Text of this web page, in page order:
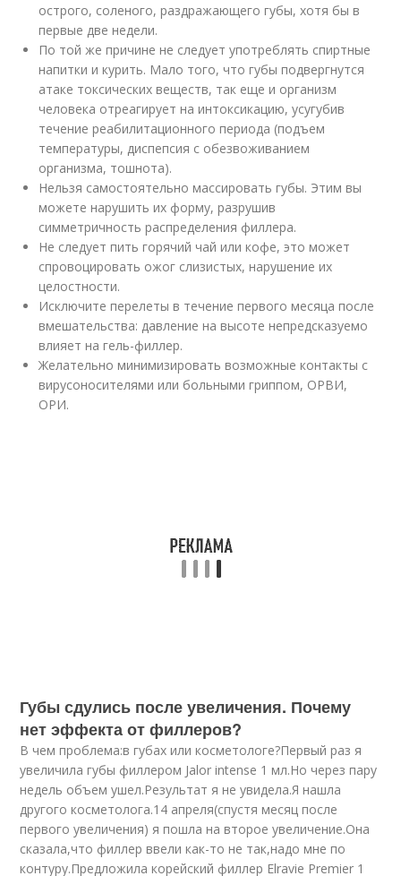
острого, соленого, раздражающего губы, хотя бы в
первые две недели.
По той же причине не следует употреблять спиртные
напитки и курить. Мало того, что губы подвергнутся
атаке токсических веществ, так еще и организм
человека отреагирует на интоксикацию, усугубив
течение реабилитационного периода (подъем
температуры, диспепсия с обезвоживанием
организма, тошнота).
Нельзя самостоятельно массировать губы. Этим вы
можете нарушить их форму, разрушив
симметричность распределения филлера.
Не следует пить горячий чай или кофе, это может
спровоцировать ожог слизистых, нарушение их
целостности.
Исключите перелеты в течение первого месяца после
вмешательства: давление на высоте непредсказуемо
влияет на гель-филлер.
Желательно минимизировать возможные контакты с
вирусоносителями или больными гриппом, ОРВИ,
ОРИ.
Губы сдулись после увеличения. Почему
нет эффекта от филлеров?
В чем проблема:в губах или косметологе?Первый раз я
увеличила губы филлером Jalor intense 1 мл.Но через пару
недель объем ушел.Результат я не увидела.Я нашла
другого косметолога.14 апреля(спустя месяц после
первого увеличения) я пошла на второе увеличение.Она
сказала,что филлер ввели как-то не так,надо мне по
контуру.Предложила корейский филлер Elravie Premier 1